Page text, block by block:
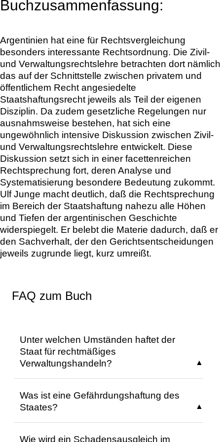
Buchzusammenfassung:
Argentinien hat eine für Rechtsvergleichung
besonders interessante Rechtsordnung. Die Zivil-
und Verwaltungsrechtslehre betrachten dort nämlich
das auf der Schnittstelle zwischen privatem und
öffentlichem Recht angesiedelte
Staatshaftungsrecht jeweils als Teil der eigenen
Disziplin. Da zudem gesetzliche Regelungen nur
ausnahmsweise bestehen, hat sich eine
ungewöhnlich intensive Diskussion zwischen Zivil-
und Verwaltungsrechtslehre entwickelt. Diese
Diskussion setzt sich in einer facettenreichen
Rechtsprechung fort, deren Analyse und
Systematisierung besondere Bedeutung zukommt.
Ulf Junge macht deutlich, daß die Rechtsprechung
im Bereich der Staatshaftung nahezu alle Höhen
und Tiefen der argentinischen Geschichte
widerspiegelt. Er belebt die Materie dadurch, daß er
den Sachverhalt, der den Gerichtsentscheidungen
jeweils zugrunde liegt, kurz umreißt.
FAQ zum Buch
Unter welchen Umständen haftet der
Staat für rechtmäßiges
Verwaltungshandeln?
Verwaltungshandeln, wenn ein subjektives
Recht oder ein rechtlich geschütztes
Was ist eine Gefährdungshaftung des
Staates?
ein, wenn Schäden die Grenze der
Wie wird ein Schadensausgleich im